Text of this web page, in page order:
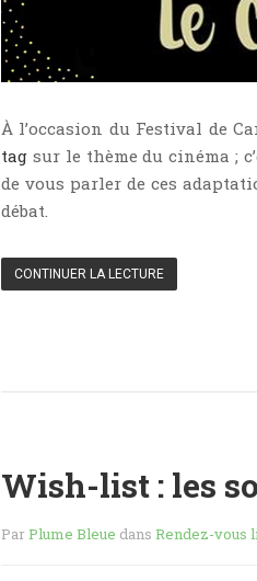
À l’occasion du Festival de
tag sur le thème du cinéma ;
de vous parler de ces
débat.
CONTINUER LA LECTURE
Wish-list : les
ParPlume Bleue dans Rendez-vous